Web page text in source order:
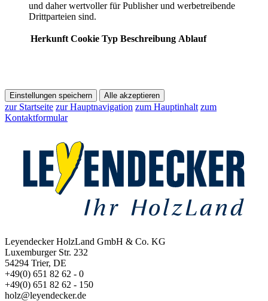
und daher wertvoller für Publisher und werbetreibende
Drittparteien sind.
Herkunft Cookie Typ Beschreibung Ablauf
Einstellungen speichern Alle akzeptieren
zur Startseite zur Hauptnavigation zum Hauptinhalt zum
Kontaktformular
Leyendecker HolzLand GmbH & Co. KG
Luxemburger Str. 232
54294 Trier, DE
+49(0) 651 82 62 - 0
+49(0) 651 82 62 - 150
holz@leyendecker.de